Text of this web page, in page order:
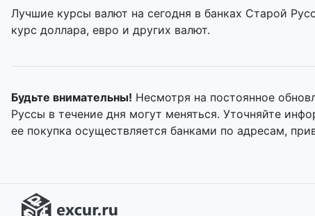
Лучшие курсы валют на сегодня в банках Старой
курс доллара, евро и других валют.
Будьте внимательны! Несмотря на постоянное
Руссы в течение дня могут меняться. Уточняйте
ее покупка осуществляется банками по адресам,